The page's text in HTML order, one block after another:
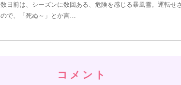
数日前は、シーズンに数回ある、危険を感じる暴風雪。運転せ
ので、「死ぬ～」とか言…
コメント